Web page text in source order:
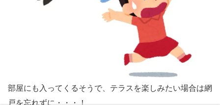
部屋にも入ってくるそうで、テラスを楽しみたい場合は網
戸を忘れずに・・・！